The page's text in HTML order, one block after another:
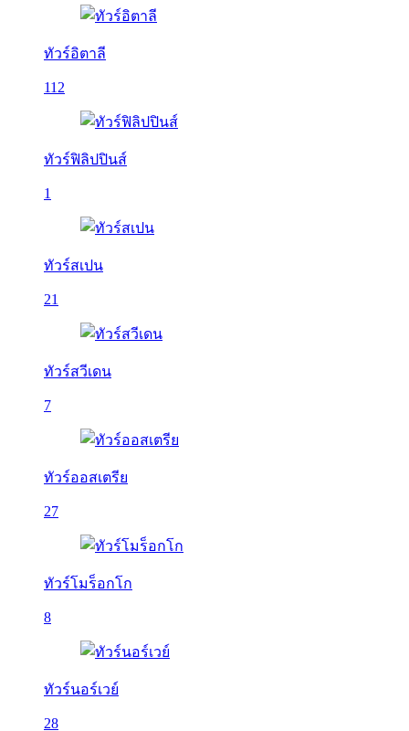
ทัวร์อิตาลี
112
ทัวร์ฟิลิปปินส์
1
ทัวร์สเปน
21
ทัวร์สวีเดน
7
ทัวร์ออสเตรีย
27
ทัวร์โมร็อกโก
8
ทัวร์นอร์เวย์
28